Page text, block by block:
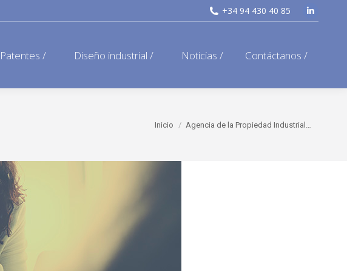
+34 94 430 40 85
Patentes / Diseño industrial / Noticias / Contáctanos /
Estás aquí:
Inicio Agencia de la Propiedad Industrial…